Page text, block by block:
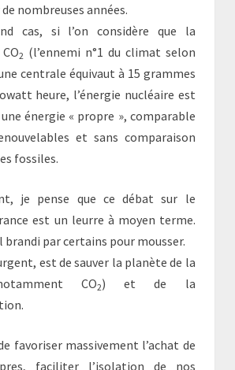
nombreuses années.
cas, si l’on considère que la
2 (l’ennemi n°1 du climat selon
centrale équivaut à 15 grammes
heure, l’énergie nucléaire est
énergie « propre », comparable
et sans comparaison
fossiles.
je pense que ce débat sur le
est un leurre à moyen terme.
brandi par certains pour mousser.
est de sauver la planète de la
CO2) et de la
favoriser massivement l’achat de
faciliter l’isolation de nos